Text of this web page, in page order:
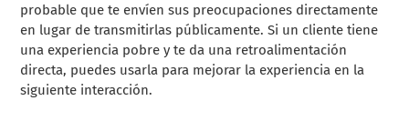
probable que te envíen sus preocupaciones directamente
en lugar de transmitirlas públicamente. Si un cliente tiene
una experiencia pobre y te da una retroalimentación
directa, puedes usarla para mejorar la experiencia en la
siguiente interacción.